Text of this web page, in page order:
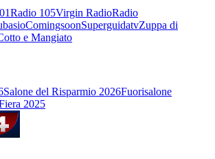
Radio 105Virgin RadioRadio
ComingsoonSuperguidatvZuppa di
e Mangiato
Salone del Risparmio 2026Fuorisalone
2025